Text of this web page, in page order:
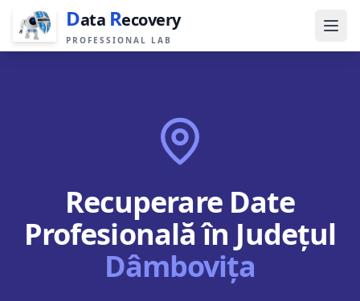
Data Recovery
PROFESSIONAL LAB
Recuperare Date
Profesională în Județul
Dâmbovița